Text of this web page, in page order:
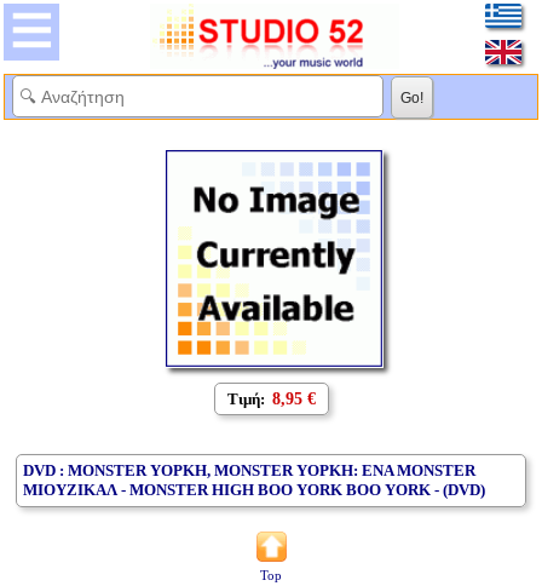
Τιμή: 8,95 €
DVD : MONSTER ΥΟΡΚΗ, MONSTER ΥΟΡΚΗ: ENA MONSTER
ΜΙΟΥΖΙΚΑΛ - MONSTER HIGH BOO YORK BOO YORK - (DVD)
Top